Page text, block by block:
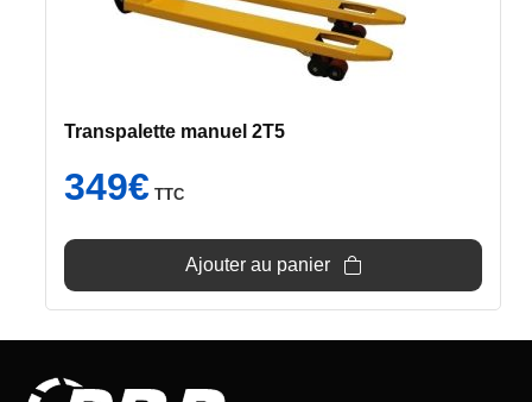
Transpalette manuel 2T5
349€ TTC
Ajouter au panier